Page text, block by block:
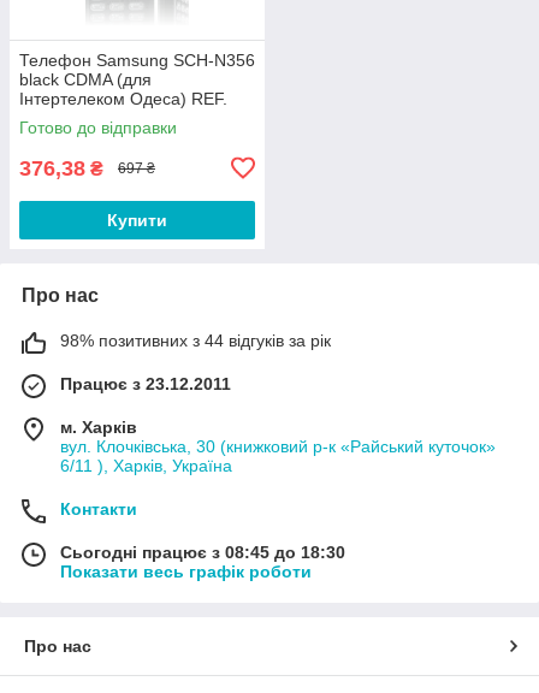
Телефон Samsung SCH-N356
black CDMA (для
Інтертелеком Одеса) REF.
(БЕЗ R-UIM)
Готово до відправки
376,38 ₴ 697 ₴
Купити
Про нас
98% позитивних з 44 відгуків за рік
Працює з 23.12.2011
м. Харків
вул. Клочківська, 30 (книжковий р-к «Райський куточок»
6/11 ), Харків, Україна
Контакти
Сьогодні працює з 08:45 до 18:30
Показати весь графік роботи
Про нас